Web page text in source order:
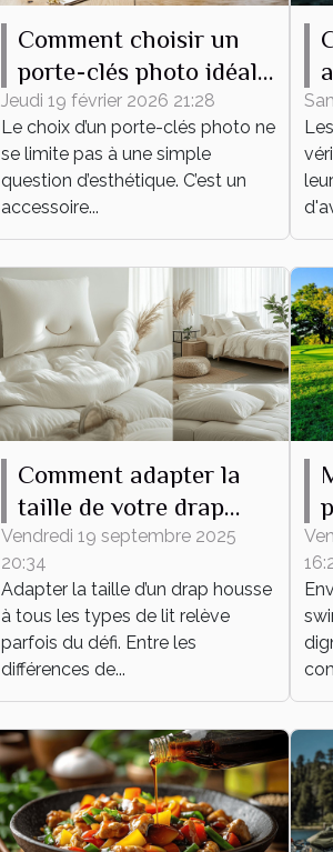
Comment choisir un
porte-clés photo idéal
pour vous ?
Jeudi 19 février 2026 21:28
Le choix d’un porte-clés photo ne
se limite pas à une simple
question d’esthétique. C’est un
accessoire...
Comment adapter la
taille de votre drap
housse à tout type de
lit ?
Vendredi 19 septembre 2025
20:34
Adapter la taille d’un drap housse
à tous les types de lit relève
parfois du défi. Entre les
différences de...